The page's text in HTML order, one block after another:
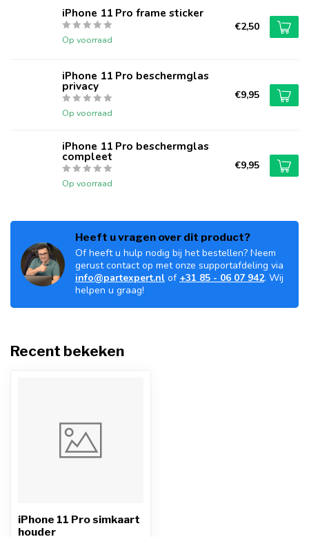
iPhone 11 Pro frame sticker
Op voorraad
€2,50
iPhone 11 Pro beschermglas
privacy
Op voorraad
€9,95
iPhone 11 Pro beschermglas
compleet
Op voorraad
€9,95
Heeft u vragen over dit product?
Of heeft u hulp nodig bij het bestellen? Neem
gerust contact op met onze supportafdeling via
info@partexpert.nl of +31 85 - 06 07 942. Wij
helpen u graag!
Recent bekeken
iPhone 11 Pro simkaart
houder